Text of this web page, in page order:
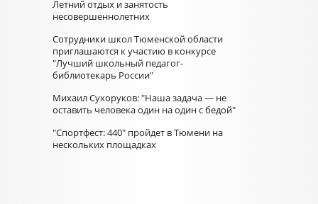
Летний отдых и занятость
несовершеннолетних
Сотрудники школ Тюменской области
приглашаются к участию в конкурсе
"Лучший школьный педагог-
библиотекарь России"
Михаил Сухоруков: "Наша задача — не
оставить человека один на один с бедой"
"Спортфест: 440" пройдет в Тюмени на
нескольких площадках